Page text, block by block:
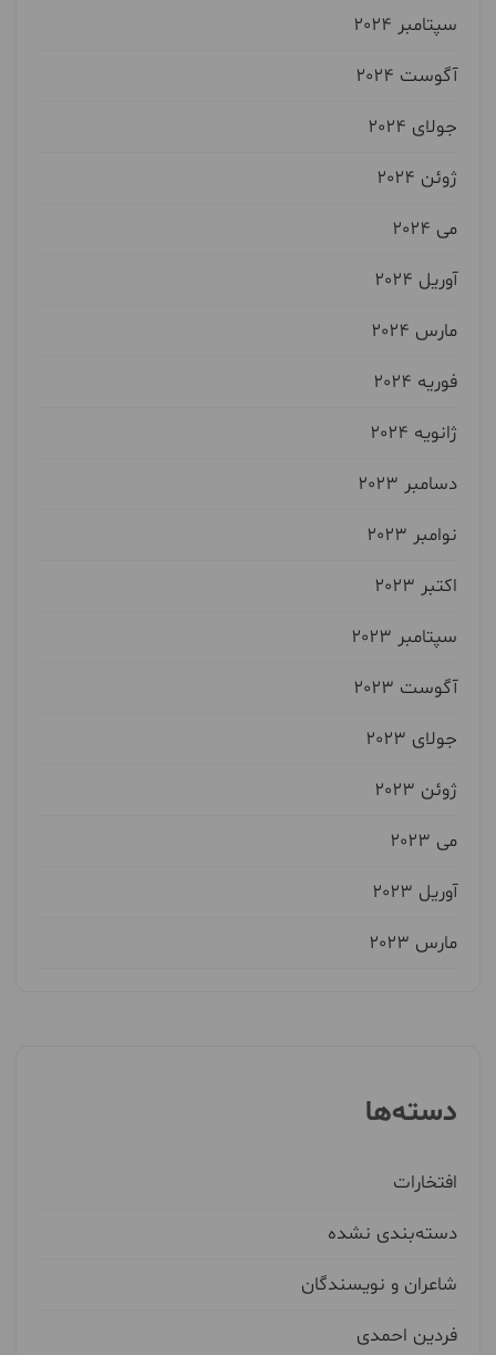
سپتامبر 2024
آگوست 2024
جولای 2024
ژوئن 2024
می 2024
آوریل 2024
مارس 2024
فوریه 2024
ژانویه 2024
دسامبر 2023
نوامبر 2023
اکتبر 2023
سپتامبر 2023
آگوست 2023
جولای 2023
ژوئن 2023
می 2023
آوریل 2023
مارس 2023
دسته‌ها
افتخارات
دسته‌بندی نشده
شاعران و نویسندگان
فردین احمدی